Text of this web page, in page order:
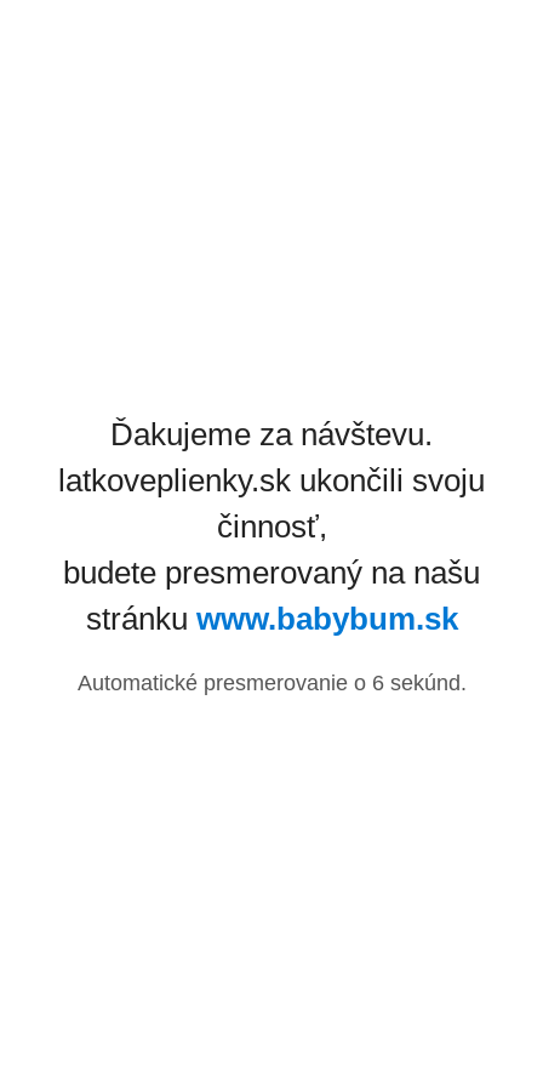
Ďakujeme za návštevu.
latkoveplienky.sk ukončili svoju
činnosť,
budete presmerovaný na našu
stránku www.babybum.sk
Automatické presmerovanie o 6sekúnd.